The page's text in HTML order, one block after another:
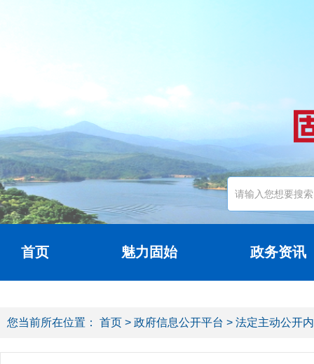
首页 魅力固始 政务资讯
您当前所在位置： 首页 > 政府信息公开平台 > 法定主动公开